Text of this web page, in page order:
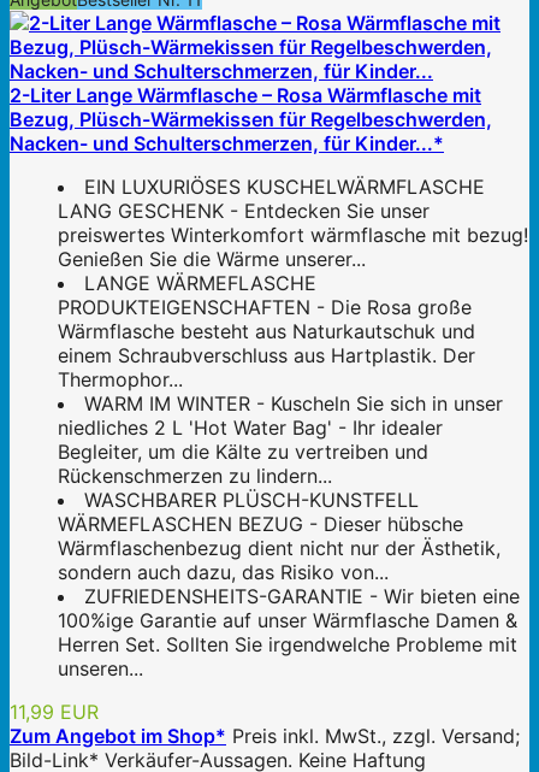
2-Liter Lange Wärmflasche – Rosa Wärmflasche mit
Bezug, Plüsch-Wärmekissen für Regelbeschwerden,
Nacken- und Schulterschmerzen, für Kinder...*
EIN LUXURIÖSES KUSCHELWÄRMFLASCHE
LANG GESCHENK - Entdecken Sie unser
preiswertes Winterkomfort wärmflasche mit bezug!
Genießen Sie die Wärme unserer...
LANGE WÄRMEFLASCHE
PRODUKTEIGENSCHAFTEN - Die Rosa große
Wärmflasche besteht aus Naturkautschuk und
einem Schraubverschluss aus Hartplastik. Der
Thermophor...
WARM IM WINTER - Kuscheln Sie sich in unser
niedliches 2 L 'Hot Water Bag' - Ihr idealer
Begleiter, um die Kälte zu vertreiben und
Rückenschmerzen zu lindern...
WASCHBARER PLÜSCH-KUNSTFELL
WÄRMEFLASCHEN BEZUG - Dieser hübsche
Wärmflaschenbezug dient nicht nur der Ästhetik,
sondern auch dazu, das Risiko von...
ZUFRIEDENSHEITS-GARANTIE - Wir bieten eine
100%ige Garantie auf unser Wärmflasche Damen &
Herren Set. Sollten Sie irgendwelche Probleme mit
unseren...
11,99 EUR
Zum Angebot im Shop* Preis inkl. MwSt., zzgl. Versand;
Bild-Link* Verkäufer-Aussagen. Keine Haftung